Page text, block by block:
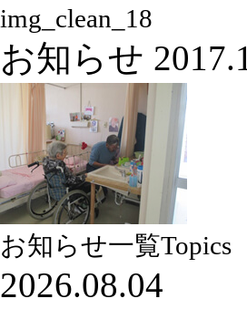
img_clean_18
お知らせ
お知らせ一覧Topics
2026.08.04